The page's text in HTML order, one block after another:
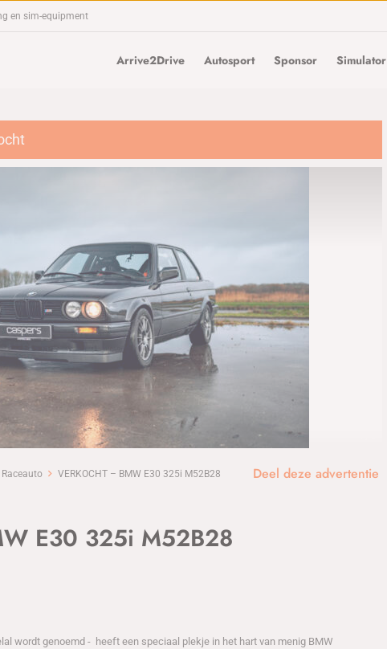
en sim-equipment
Arrive2Drive Autosport Sponsor Simulator
VERKOCHT – BMW E30 325i M52B28 Deel deze advertentie
E30 325i M52B28
wordt genoemd - heeft een speciaal plekje in het hart van menig BMW